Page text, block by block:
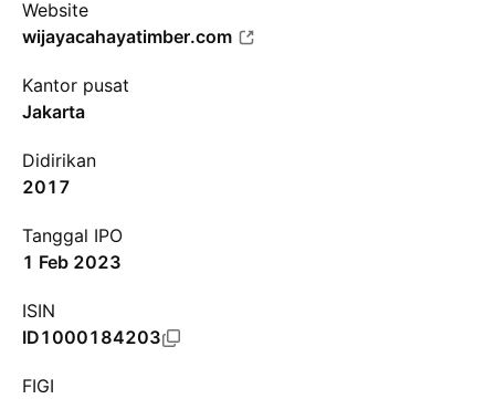
Website
wijayacahayatimber.com
Kantor pusat
Jakarta
Didirikan
2017
Tanggal IPO
1 Feb 2023
ISIN
ID1000184203
FIGI